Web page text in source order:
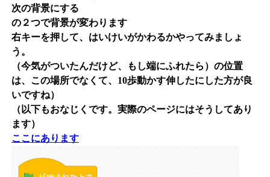
次の背景にする
の２つで背景が変わります
右キーを押して、はいけいがかわるかやってみましょ
う。
（今気がついたんだけど、もし端にふれたら）の位置
は、この場所でなくて、10歩動かす伸したにした方が良
いですね）
（以下もおなじくです。実際のページにはそうしてあり
ます）
ここにあります